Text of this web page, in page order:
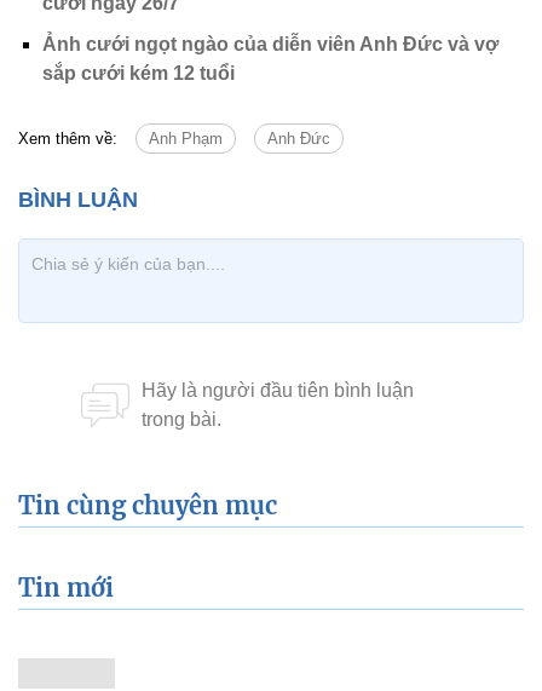
Ảnh cưới ngọt ngào của diễn viên Anh Đức và vợ
sắp cưới kém 12 tuổi
Xem thêm về: Anh Phạm Anh Đức
Tin cùng chuyên mục
Tin mới